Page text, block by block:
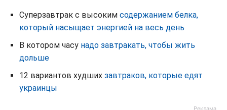
Суперзавтрак с высоким содержанием белка,
который насыщает энергией на весь день
В котором часу надо завтракать, чтобы жить
дольше
12 вариантов худших завтраков, которые едят
украинцы